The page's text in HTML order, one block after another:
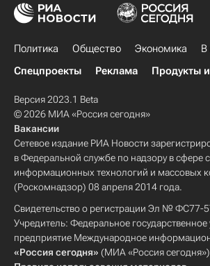
Политика Общество Экономика В
Спецпроекты
Реклама Продукты
Версия 2023.1 Beta
© 2026 МИА «Россия сегодня»
Вакансии
Сетевое издание РИА Новости
в Федеральной службе по надзору в сфере
информационных технологий и массовых
(Роскомнадзор) 08 апреля 2014 года.
Свидетельство о регистрации Эл № ФС77-
Учредитель: Федеральное государственное
предприятие Международное
«Россия сегодня» (МИА «Россия